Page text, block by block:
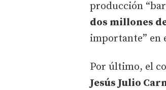
producción
dos millones
importante” en
Por último, el
Jesús Julio